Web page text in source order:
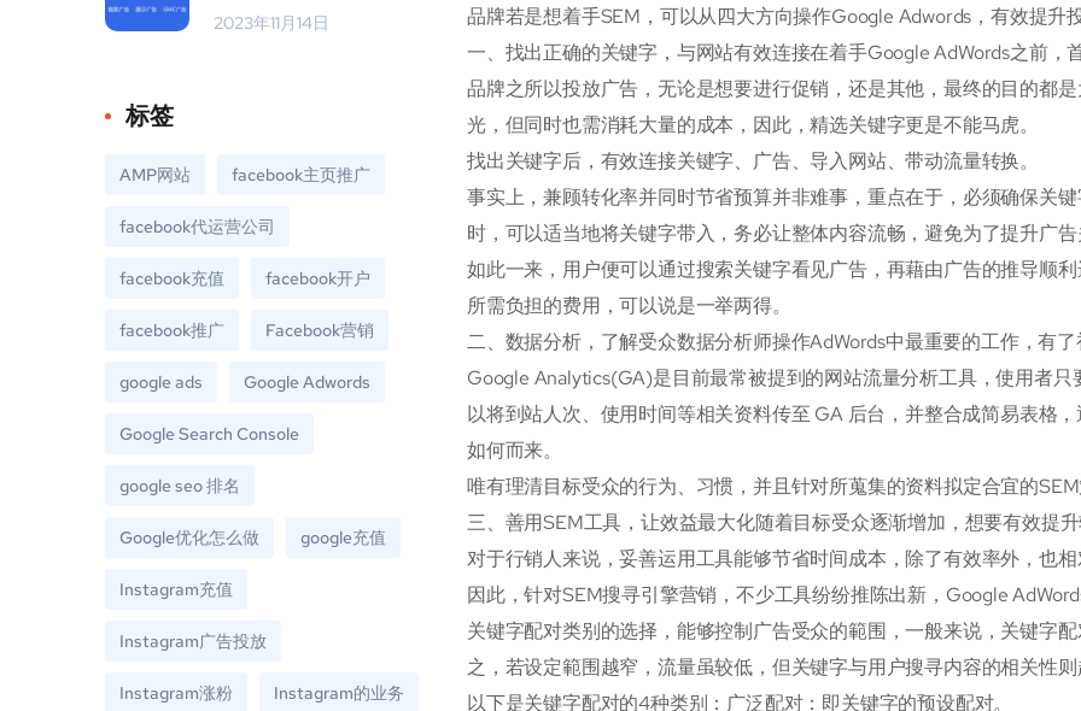
品牌若是想着手SEM，可以从四大方向操作Google Adwords，有效提升
一、找出正确的关键字，与网站有效连接在着手Google AdWords之前，
品牌之所以投放广告，无论是想要进行促销，还是其他，最终的目的都
光，但同时也需消耗大量的成本，因此，精选关键字更是不能马虎。
找出关键字后，有效连接关键字、广告、导入网站、带动流量转换。
事实上，兼顾转化率并同时节省预算并非难事，重点在于，必须确保关
时，可以适当地将关键字带入，务必让整体内容流畅，避免为了提升广
如此一来，用户便可以通过搜索关键字看见广告，再藉由广告的推导顺
所需负担的费用，可以说是一举两得。
二、数据分析，了解受众数据分析师操作AdWords中最重要的工作，有
Google Analytics(GA)是目前最常被提到的网站流量分析工具，使用者
以将到站人次、使用时间等相关资料传至 GA 后台，并整合成简易表格
如何而来。
唯有理清目标受众的行为、习惯，并且针对所蒐集的资料拟定合宜的
三、善用SEM工具，让效益最大化随着目标受众逐渐增加，想要有效提
对于行销人来说，妥善运用工具能够节省时间成本，除了有效率外，也
因此，针对SEM搜寻引擎营销，不少工具纷纷推陈出新，Google
关键字配对类别的选择，能够控制广告受众的範围，一般来说，关键字
之，若设定範围越窄，流量虽较低，但关键字与用户搜寻内容的相关性
以下是关键字配对的4种类别：广泛配对：即关键字的预设配对。
2023年11月14日
标签
AMP网站 facebook主页推广
facebook代运营公司
facebook充值 facebook开户
facebook推广 Facebook营销
google ads Google Adwords
Google Search Console
google seo 排名
Google优化怎么做 google充值
Instagram充值
Instagram广告投放
Instagram涨粉 Instagram的业务